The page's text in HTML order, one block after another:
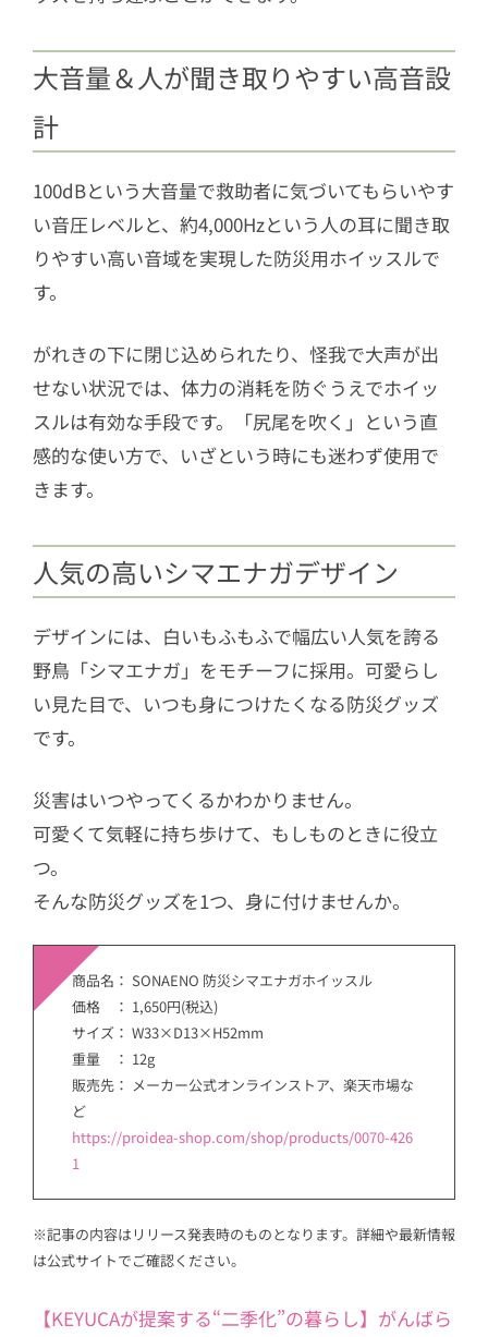
大音量＆人が聞き取りやすい高音設
計
100dBという大音量で救助者に気づいてもらいやす
い音圧レベルと、約4,000Hzという人の耳に聞き取
りやすい高い音域を実現した防災用ホイッスルで
す。
がれきの下に閉じ込められたり、怪我で大声が出
せない状況では、体力の消耗を防ぐうえでホイッ
スルは有効な手段です。「尻尾を吹く」という直
感的な使い方で、いざという時にも迷わず使用で
きます。
人気の高いシマエナガデザイン
デザインには、白いもふもふで幅広い人気を誇る
野鳥「シマエナガ」をモチーフに採用。可愛らし
い見た目で、いつも身につけたくなる防災グッズ
です。
災害はいつやってくるかわかりません。
可愛くて気軽に持ち歩けて、もしものときに役立
つ。
そんな防災グッズを1つ、身に付けませんか。
商品名： SONAENO 防災シマエナガホイッスル
価格 ： 1,650円(税込)
サイズ： W33×D13×H52mm
重量 ： 12g
販売先： メーカー公式オンラインストア、楽天市場な
ど
https://proidea-shop.com/shop/products/0070-426
1
※記事の内容はリリース発表時のものとなります。詳細や最新情報
は公式サイトでご確認ください。
【KEYUCAが提案する“二季化”の暮らし】がんばら